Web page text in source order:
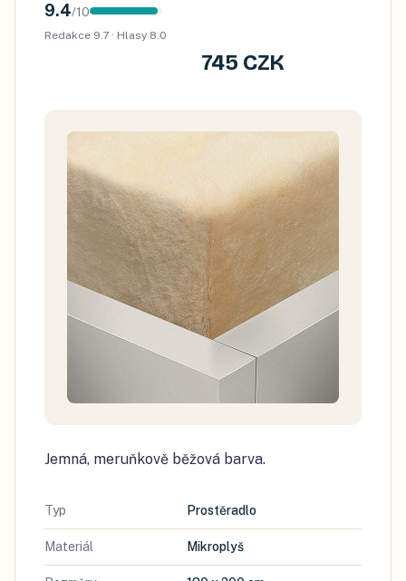
9.4/10
Redakce 9.7 · Hlasy 8.0
745 CZK
Jemná, meruňkově běžová barva.
Typ Prostěradlo
Materiál Mikroplyš